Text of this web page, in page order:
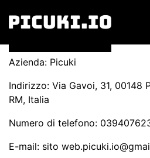
Azienda: Picuki
Indirizzo: Via Gavoi, 31, 00148
RM, Italia
Numero di telefono:
E-mail: sito